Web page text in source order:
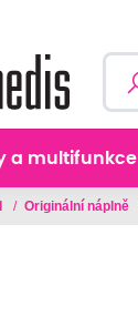
a multifunkce
/ Originální náplně